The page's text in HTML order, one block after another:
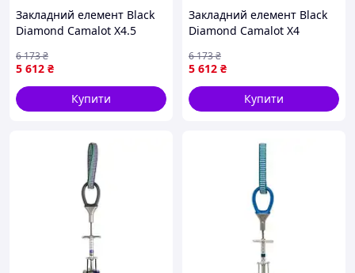
Закладний елемент Black
Diamond Camalot X4.5
5 612 ₴
6 173₴
Купити
Закладний елемент Black
Diamond Camalot X4
5 612 ₴
6 173₴
Купити